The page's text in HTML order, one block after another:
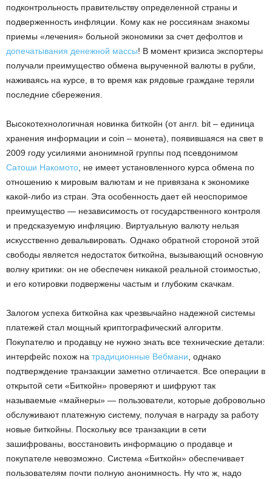
подконтрольность правительству определенной страны и
подверженность инфляции. Кому как не россиянам знакомы
приемы «лечения» больной экономики за счет дефолтов и
допечатывания денежной массы! В момент кризиса экспортеры
получали преимущество обмена вырученной валюты в рубли,
наживаясь на курсе, в то время как рядовые граждане теряли
последние сбережения.
Высокотехнологичная новинка биткойн (от англ. bit – единица
хранения информации и coin – монета), появившаяся на свет в
2009 году усилиями анонимной группы под псевдонимом
Сатоши Накомото , не имеет установленного курса обмена по
отношению к мировым валютам и не привязана к экономике
какой-либо из стран. Эта особенность дает ей неоспоримое
преимущество — независимость от государственного контроля
и предсказуемую инфляцию. Виртуальную валюту нельзя
искусственно девальвировать. Однако обратной стороной этой
свободы является недостаток биткойна, вызывающий основную
волну критики: он не обеспечен никакой реальной стоимостью,
и его котировки подвержены частым и глубоким скачкам.
Залогом успеха биткойна как чрезвычайно надежной системы
платежей стал мощный криптографический алгоритм.
Покупателю и продавцу не нужно знать все технические детали:
интерфейс похож на традиционные Вебмани , однако
подтверждение транзакции заметно отличается. Все операции в
открытой сети «Биткойн» проверяют и шифруют так
называемые «майнеры» — пользователи, которые добровольно
обслуживают платежную систему, получая в награду за работу
новые биткойны. Поскольку все транзакции в сети
зашифрованы, восстановить информацию о продавце и
покупателе невозможно. Система «Биткойн» обеспечивает
пользователям почти полную анонимность. Ну что ж, надо